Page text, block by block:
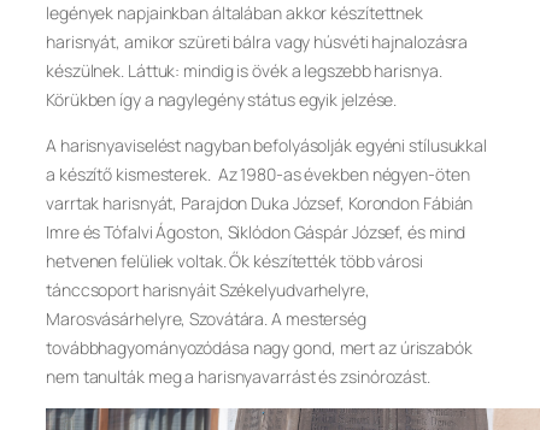
legények napjainkban általában akkor készítettnek
harisnyát, amikor szüreti bálra vagy húsvéti hajnalozásra
készülnek. Láttuk: mindig is övék a legszebb harisnya.
Körükben így a nagylegény státus egyik jelzése.
A harisnyaviselést nagyban befolyásolják egyéni stílusukkal
a készítő kismesterek. Az 1980-as években négyen-öten
varrtak harisnyát, Parajdon Duka József, Korondon Fábián
Imre és Tófalvi Ágoston, Siklódon Gáspár József, és mind
hetvenen felüliek voltak. Ők készítették több városi
tánccsoport harisnyáit Székelyudvarhelyre,
Marosvásárhelyre, Szovátára. A mesterség
továbbhagyományozódása nagy gond, mert az úriszabók
nem tanulták meg a harisnyavarrást és zsinórozást.